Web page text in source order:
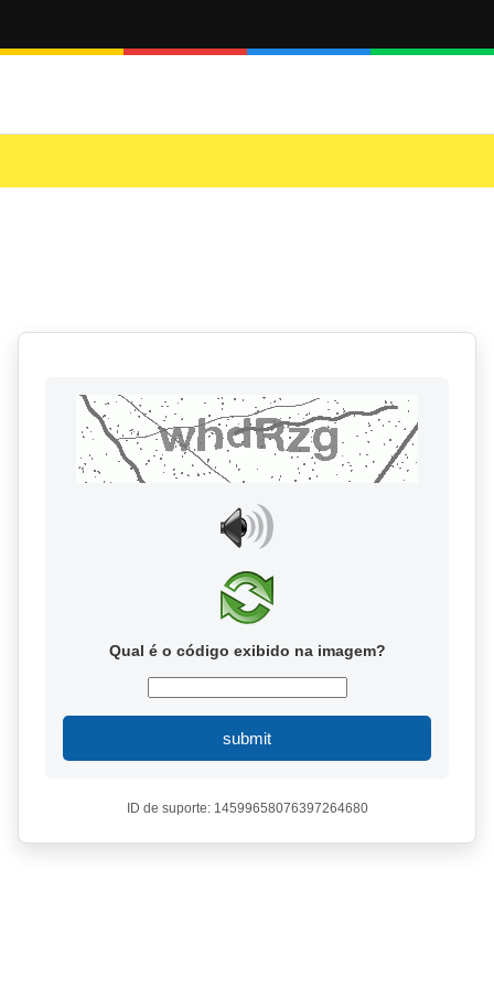
Qual é o código exibido na imagem?
submit
ID de suporte: 14599658076397264680